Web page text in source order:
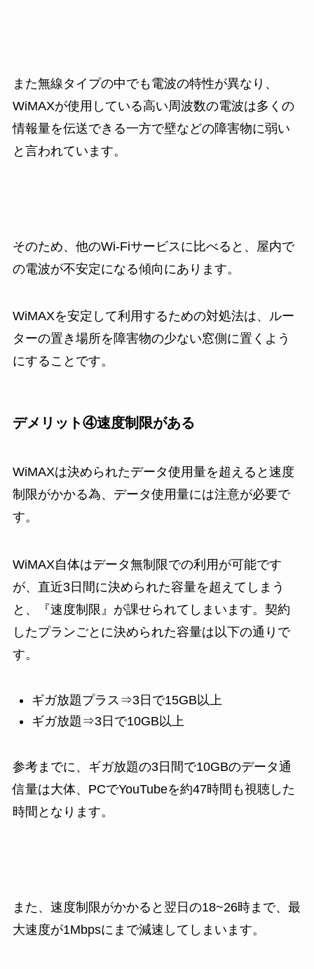
また無線タイプの中でも電波の特性が異なり、
WiMAXが使用している高い周波数の電波は多くの
情報量を伝送できる一方で壁などの障害物に弱い
と言われています。
そのため、他のWi-Fiサービスに比べると、屋内で
の電波が不安定になる傾向にあります。
WiMAXを安定して利用するための対処法は、ルー
ターの置き場所を障害物の少ない窓側に置くよう
にすることです。
デメリット④速度制限がある
WiMAXは決められたデータ使用量を超えると速度
制限がかかる為、データ使用量には注意が必要で
す。
WiMAX自体はデータ無制限での利用が可能です
が、直近3日間に決められた容量を超えてしまう
と、『速度制限』が課せられてしまいます。契約
したプランごとに決められた容量は以下の通りで
す。
ギガ放題プラス⇒3日で15GB以上
ギガ放題⇒3日で10GB以上
参考までに、ギガ放題の3日間で10GBのデータ通
信量は大体、PCでYouTubeを約47時間も視聴した
時間となります。
また、速度制限がかかると翌日の18~26時まで、最
大速度が1Mbpsにまで減速してしまいます。